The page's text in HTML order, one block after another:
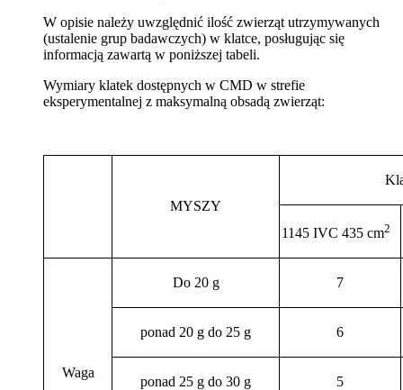
W opisie należy uwzględnić ilość zwierząt utrzymywanych
(ustalenie grup badawczych) w klatce, posługując się
informacją zawartą w poniższej tabeli.
Wymiary klatek dostępnych w CMD w strefie
eksperymentalnej z maksymalną obsadą zwierząt:
MYSZY
1145 IVC 435 cm2
Waga
Do 20 g 7
ponad 20 g do 25 g 6
ponad 25 g do 30 g 5